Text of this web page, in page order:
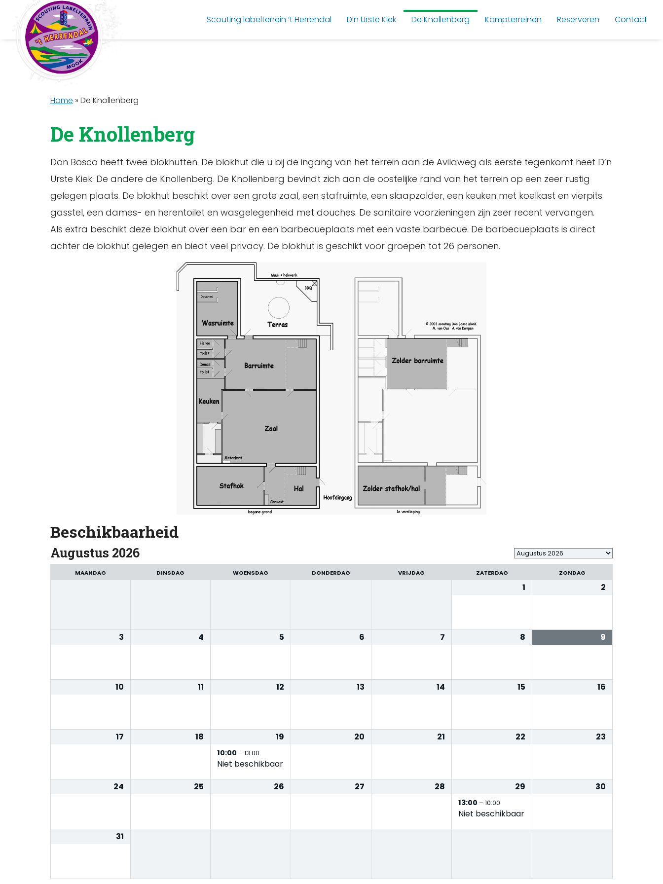
Scouting labelterrein ‘t Herrendal D’n Urste Kiek De Knollenberg Kampterreinen Reserveren Contact
Home » De Knollenberg
De Knollenberg
Don Bosco heeft twee blokhutten. De blokhut die u bij de ingang van het terrein aan de Avilaweg als eerste tegenkomt heet D’n
Urste Kiek. De andere de Knollenberg. De Knollenberg bevindt zich aan de oostelijke rand van het terrein op een zeer rustig
gelegen plaats. De blokhut beschikt over een grote zaal, een stafruimte, een slaapzolder, een keuken met koelkast en vierpits
gasstel, een dames- en herentoilet en wasgelegenheid met douches. De sanitaire voorzieningen zijn zeer recent vervangen.
Als extra beschikt deze blokhut over een bar en een barbecueplaats met een vaste barbecue. De barbecueplaats is direct
achter de blokhut gelegen en biedt veel privacy. De blokhut is geschikt voor groepen tot 26 personen.
Beschikbaarheid
Maand
selecteren
Augustus 2026
MAANDAG DINSDAG WOENSDAG DONDERDAG VRIJDAG ZATERDAG ZONDAG
1 2
3 4 5 6 7 8 9
10 11 12 13 14 15 16
17 18 19
10:00 – 13:00
Niet beschikbaar
20 21 22 23
24 25 26 27 28 29
13:00 – 10:00
Niet beschikbaar
30
31